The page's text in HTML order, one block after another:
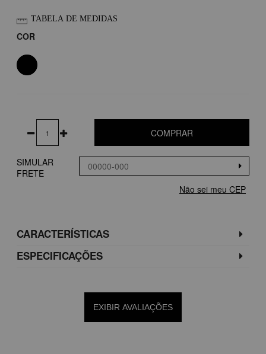
TABELA DE MEDIDAS
COR
COMPRAR
SIMULAR
FRETE
Não sei meu CEP
CARACTERÍSTICAS
ESPECIFICAÇÕES
EXIBIR AVALIAÇÕES